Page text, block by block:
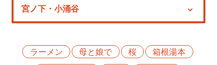
特集
ラーメン
母と娘で 桜
箱根湯本